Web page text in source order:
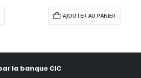
AJOUTER AU PANIER
la banque CIC